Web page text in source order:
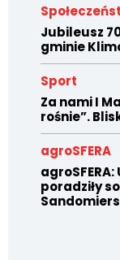
Jubileusz
gminie
Sport
Za nami I
rośnie”.
agroSFERA
poradziły